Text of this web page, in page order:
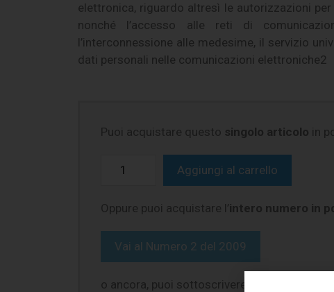
elettronica, riguardo altresì le autorizzazioni
nonché l’accesso alle reti di
l’interconnessione alle medesime, il servizio
dati personali nelle comunicazioni elettroniche2
Puoi acquistare questo singolo articolo in
Aggiungi al carrello
Oppure puoi acquistare l’intero numero in
Vai al Numero 2 del 2009
o ancora, puoi sottoscrivere un